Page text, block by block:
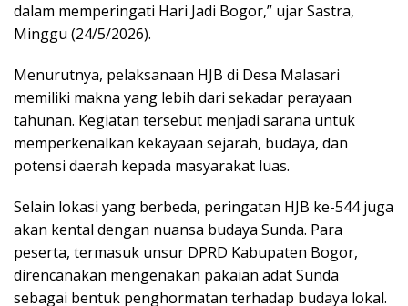
dalam memperingati Hari Jadi Bogor,” ujar Sastra,
Minggu (24/5/2026).
Menurutnya, pelaksanaan HJB di Desa Malasari
memiliki makna yang lebih dari sekadar perayaan
tahunan. Kegiatan tersebut menjadi sarana untuk
memperkenalkan kekayaan sejarah, budaya, dan
potensi daerah kepada masyarakat luas.
Selain lokasi yang berbeda, peringatan HJB ke-544 juga
akan kental dengan nuansa budaya Sunda. Para
peserta, termasuk unsur DPRD Kabupaten Bogor,
direncanakan mengenakan pakaian adat Sunda
sebagai bentuk penghormatan terhadap budaya lokal.